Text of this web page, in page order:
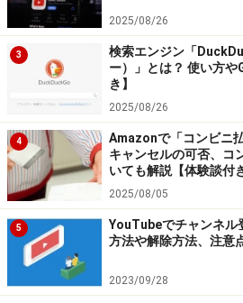
この本の中で紹介しているサイト
お金はかかっていません。何故
かかるのはシステム、つま りデ
にかかるコストが一番大きいので
ランドイメージサイトは、データ
いのでお金がかからないんです。
ですから、Webにあまり予算をか
方がファンサイトマーケティン
がこの本の中で言いたかった のは
て、お金をかけずにコミュニケー
ことがすごいことだということ
2025/08/26
3
検索エンジン「
ー）」とは？ 使い方
き】
2025/08/26
4
Amazonで「コンビニ
キャンセルの可否、コ
いても解説【体験談付
2025/08/05
5
YouTubeでチャンネル
方法や解除方法、注意
2023/09/28